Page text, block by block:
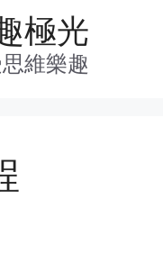
極光
維樂趣